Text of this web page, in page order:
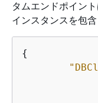
タムエンドポイン
インスタンスを包含
{